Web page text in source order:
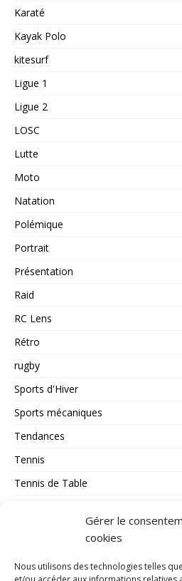
Gérer le
cookies
Nous utilisons des technologies telles
Karaté
Kayak Polo
kitesurf
Ligue 1
Ligue 2
LOSC
Lutte
Moto
Natation
Polémique
Portrait
Présentation
Raid
RC Lens
Rétro
rugby
Sports d'Hiver
Sports mécaniques
Tendances
Tennis
Tennis de Table
volley_ball